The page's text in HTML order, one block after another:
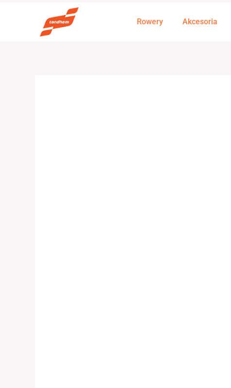
Rowery Akcesoria